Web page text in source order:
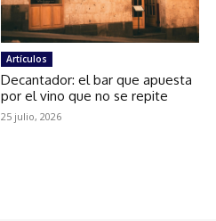
Artículos
Decantador: el bar que apuesta
por el vino que no se repite
25 julio, 2026